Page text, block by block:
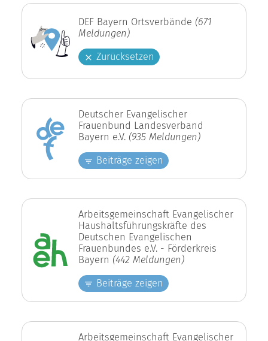
DEF Bayern Ortsverbände (671
Meldungen)
Zurücksetzen
Deutscher Evangelischer
Frauenbund Landesverband
Bayern e.V. (935 Meldungen)
Beiträge zeigen
Arbeitsgemeinschaft Evangelischer
Haushaltsführungskräfte des
Deutschen Evangelischen
Frauenbundes e.V. - Förderkreis
Bayern (442 Meldungen)
Beiträge zeigen
Arbeitsgemeinschaft Evangelischer